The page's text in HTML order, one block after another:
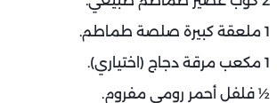
1 ملعقة كبيرة صلصة طماطم.
1 مكعب مرقة دجاج (اختياري).
½ فلفل أحمر رومي مفروم.